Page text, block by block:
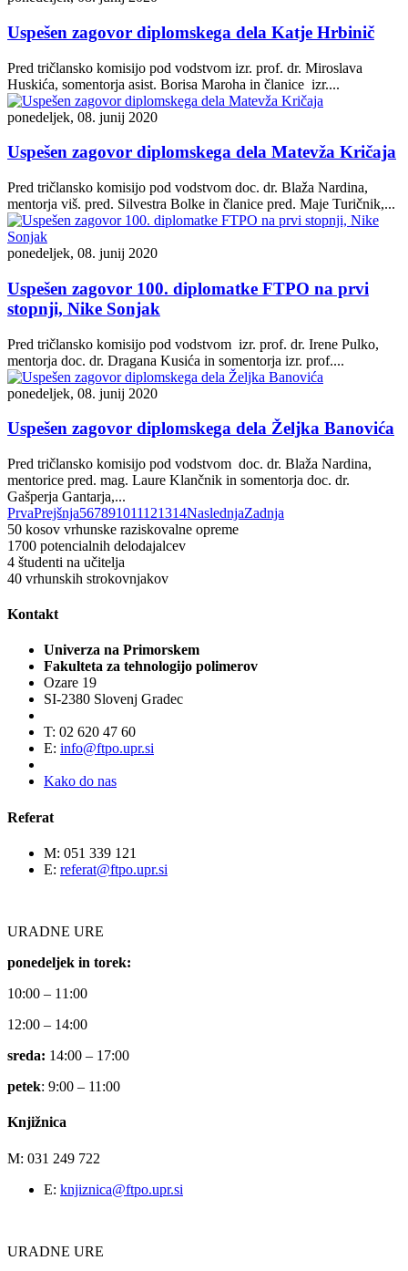
Uspešen zagovor diplomskega dela Katje Hrbinič
Pred tričlansko komisijo pod vodstvom izr. prof. dr. Miroslava
Huskića, somentorja asist. Borisa Maroha in članice izr....
ponedeljek, 08. junij 2020
Uspešen zagovor diplomskega dela Matevža Kričaja
Pred tričlansko komisijo pod vodstvom doc. dr. Blaža Nardina,
mentorja viš. pred. Silvestra Bolke in članice pred. Maje Turičnik,...
ponedeljek, 08. junij 2020
Uspešen zagovor 100. diplomatke FTPO na prvi
stopnji, Nike Sonjak
Pred tričlansko komisijo pod vodstvom izr. prof. dr. Irene Pulko,
mentorja doc. dr. Dragana Kusića in somentorja izr. prof....
ponedeljek, 08. junij 2020
Uspešen zagovor diplomskega dela Željka Banovića
Pred tričlansko komisijo pod vodstvom doc. dr. Blaža Nardina,
mentorice pred. mag. Laure Klančnik in somentorja doc. dr.
Gašperja Gantarja,...
PrvaPrejšnja567891011121314NaslednjaZadnja
50 kosov vrhunske raziskovalne opreme
1700 potencialnih delodajalcev
4 študenti na učitelja
40 vrhunskih strokovnjakov
Kontakt
Univerza na Primorskem
Fakulteta za tehnologijo polimerov
Ozare 19
SI-2380 Slovenj Gradec
T: 02 620 47 60
E: info@ftpo.upr.si
Kako do nas
Referat
M: 051 339 121
E: referat@ftpo.upr.si
URADNE URE
ponedeljek in torek:
10:00 – 11:00
12:00 – 14:00
sreda: 14:00 – 17:00
petek: 9:00 – 11:00
Knjižnica
M: 031 249 722
E: knjiznica@ftpo.upr.si
URADNE URE